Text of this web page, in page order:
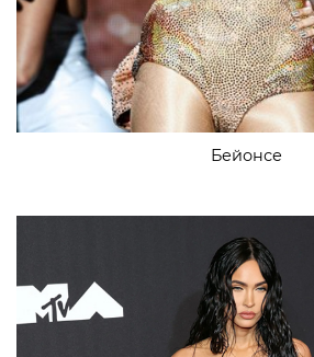
Бейонсе